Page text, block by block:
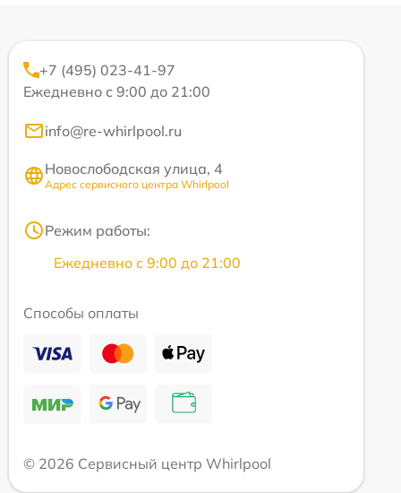
+7 (495) 023-41-97
Ежедневно с 9:00 до 21:00
info@re-whirlpool.ru
Новослободская улица, 4
Адрес сервисного центра Whirlpool
Режим работы:
Ежедневно с 9:00 до 21:00
Способы оплаты
© 2026 Сервисный центр Whirlpool